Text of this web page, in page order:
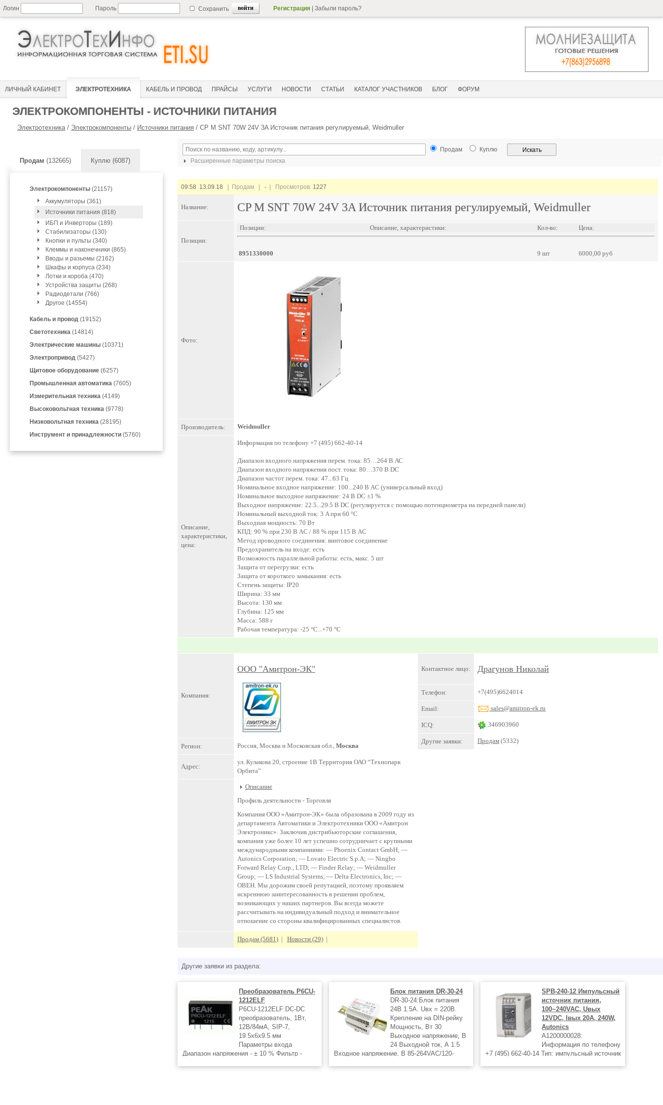
Логин Пароль Сохранить Регистрация Забыли пароль?
ЛИЧНЫЙ КАБИНЕТ ЭЛЕКТРОТЕХНИКА КАБЕЛЬ И ПРОВОД ПРАЙСЫ УСЛУГИ НОВОСТИ СТАТЬИ КАТАЛОГ УЧАСТНИКОВ БЛОГ ФОРУМ
ЭЛЕКТРОКОМПОНЕНТЫ - ИСТОЧНИКИ ПИТАНИЯ
Электротехника/ Электрокомпоненты / Источники питания / CP M SNT 70W 24V 3A Источник питания регулируемый, Weidmuller
Продам (132665) Куплю (6087)
Электрокомпоненты (21157)
Аккумуляторы (361)
Источники питания (818)
ИБП и Инверторы (189)
Стабилизаторы (130)
Кнопки и пульты (340)
Клеммы и наконечники (865)
Вводы и разьемы (2162)
Шкафы и корпуса (234)
Лотки и короба (470)
Устройства защиты (268)
Радиодетали (766)
Другое (14554)
Кабель и провод (19152)
Светотехника (14814)
Электрические машины (10371)
Электропривод (5427)
Щитовое оборудование (6257)
Промышленная автоматика (7605)
Измерительная техника (4149)
Высоковольтная техника (9778)
Низковольтная техника (28195)
Инструмент и принадлежности (5760)
Продам
Куплю
Расширенные параметры поиска
09:58 13.09.18 | Продам | - | Просмотров: 1227
Название: CP M SNT 70W 24V 3A Источник питания регулируемый, Weidmuller
Позиции:
Позиции: Описание, характеристики: Кол-во: Цена:
8951330000 9 шт 6000,00 руб
Фото:
Производитель: Weidmuller
Описание,
характеристики,
цена:
Информация по телефону +7 (495) 662-40-14
Диапазон входного напряжения перем. тока: 85…264 В АС
Диапазон входного напряжения пост. тока: 80…370 В DC
Диапазон частот перем. тока: 47...63 Гц
Номинальное входное напряжение: 100...240 В AC (универсальный вход)
Номинальное выходное напряжение: 24 В DC ±1 %
Выходное напряжение: 22.5...29.5 В DC (регулируется с помощью потенциометра на передней панели)
Номинальный выходной ток: 3 A при 60 °C
Выходная мощность: 70 Вт
КПД: 90 % при 230 В AC / 88 % при 115 В AC
Метод проводного соединения: винтовое соединение
Предохранитель на входе: есть
Возможность параллельной работы: есть, макс. 5 шт
Защита от перегрузки: есть
Защита от короткого замыкания: есть
Степень защиты: IP20
Ширина: 33 мм
Высота: 130 мм
Глубина: 125 мм
Масса: 588 г
Рабочая температура: -25 °C...+70 °C
Компания:
ООО "Амитрон-ЭК"
Регион: Россия, Москва и Московская обл., Москва
Адрес:
ул. Кулакова 20, строение 1В Территория ОАО “Технопарк
Орбита”
Описание
Профиль деятельности - Торговля
Компания ООО «Амитрон-ЭК» была образована в 2009 году из
департамента Автоматики и Электротехники ООО «Амитрон
Электроникс». Заключив дистрибьюторские соглашения,
компания уже более 10 лет успешно сотрудничает с крупными
международными компаниями: — Phoenix Contact GmbH; —
Autonics Corporation; — Lovato Electric S.p.A; — Ningbo
Forward Relay Corp., LTD; — Finder Relay; — Weidmuller
Group; — LS Industrial Systems; — Delta Electronics, Inc; —
ОВЕН. Мы дорожим своей репутацией, поэтому проявляем
искреннюю заинтересованность в решении проблем,
возникающих у наших партнеров. Вы всегда можете
рассчитывать на индивидуальный подход и внимательное
отношение со стороны квалифицированных специалистов.
Продам (5681) | Новости (29) |
Контактное лицо: Драгунов Николай
Телефон: +7(495)6624014
Email: sales@amitron-ek.ru
ICQ: 346903960
Другие заявки: Продам (5332)
Другие заявки из раздела:
Преобразователь P6CU-
1212ELF
P6CU-1212ELF:DC-DC
преобразователь, 1Вт,
12В/84мА, SIP-7,
19.5x6x9.5 мм
Параметры входа
Диапазон напряжения - ± 10 % Фильтр -
Блок питания DR-30-24
DR-30-24:Блок питания
24В 1.5А. Uвх = 220В.
Крепление на DIN-рейку
Мощность, Вт 30
Выходное напряжение, В
24 Выходной ток, А 1.5
Входное напряжение, В 85-264VAC/120-
SPB-240-12 Импульсный
источник питания,
100~240VAC, Uвых
12VDC, Iвых 20А, 240W,
Autonics
A1200000028:
Информация по телефону
+7 (495) 662-40-14 Тип: импульсный источник